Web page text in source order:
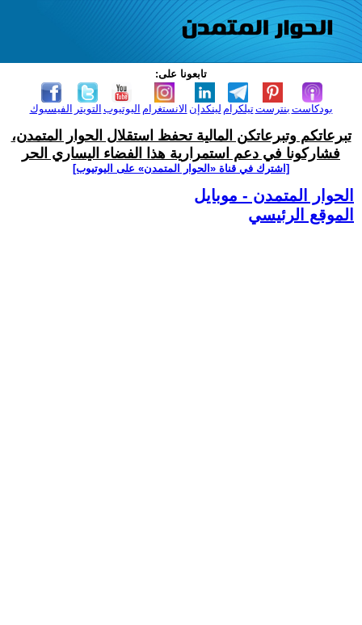
تابعونا على:
الفيسبوك التويتر اليوتيوب الانستغرام لينكدإن تيلكرامبنترست بودكاست
تبرعاتكم وتبرعاتكن المالية تحفظ استقلال الحوار المتمدن،
فشاركونا في دعم استمرارية هذا الفضاء اليساري الحر
[اشترك في قناة ‫«الحوار المتمدن» على اليوتيوب]
الحوار المتمدن - موبايل
الموقع الرئيسي